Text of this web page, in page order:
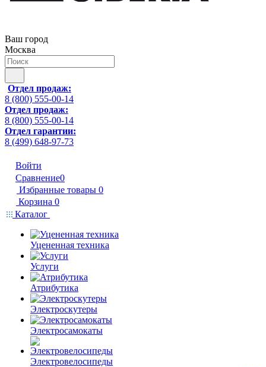
Ваш город
Москва
Отдел продаж:
8 (800) 555-00-14
Отдел продаж:
8 (800) 555-00-14
Отдел гарантии:
8 (499) 648-97-73
Войти
Сравнение0
Избранные товары 0
Корзина 0
Каталог
Уцененная техника
Услуги
Атрибутика
Электроскутеры
Электросамокаты
Электровелосипеды